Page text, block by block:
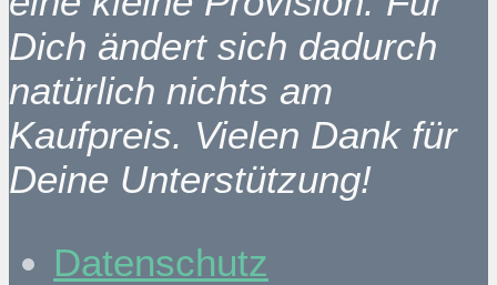
Dich ändert sich dadurch
natürlich nichts am
Kaufpreis. Vielen Dank für
Deine Unterstützung!
Datenschutz